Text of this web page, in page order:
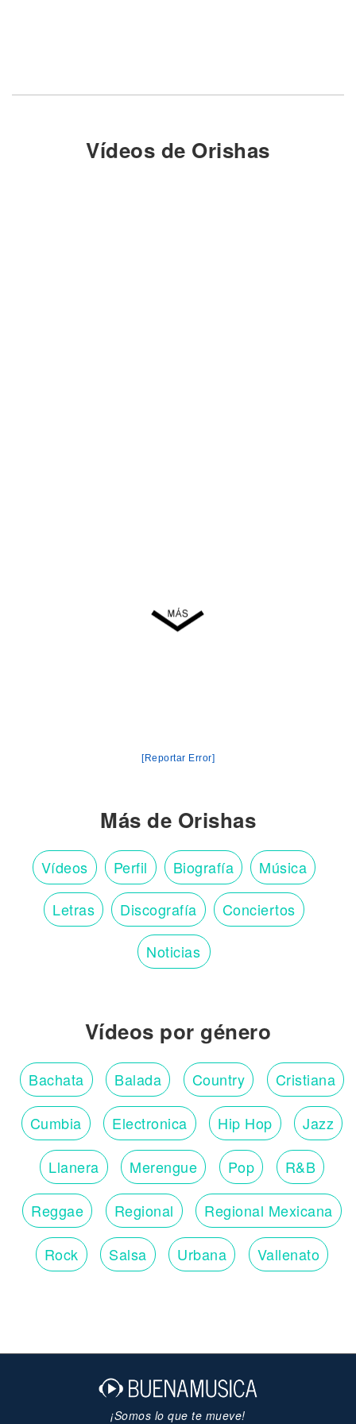
Vídeos de Orishas
[Reportar Error]
Más de Orishas
Vídeos Perfil Biografía Música
Letras Discografía Conciertos
Noticias
Vídeos por género
Bachata Balada Country Cristiana
Cumbia Electronica Hip Hop Jazz
Llanera Merengue Pop R&B
Reggae Regional Regional Mexicana
Rock Salsa Urbana Vallenato
¡Somos lo que te mueve!